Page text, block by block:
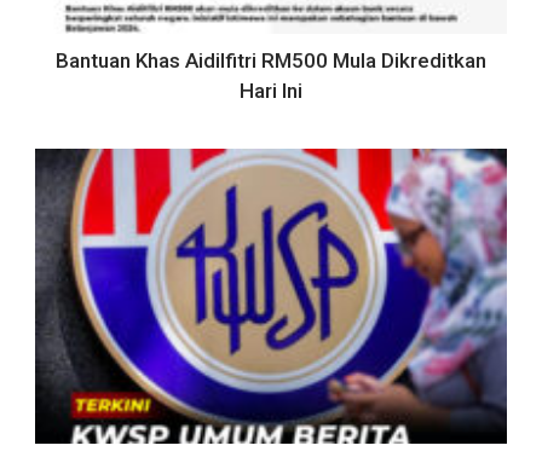
Bantuan Khas Aidilfitri RM500 Mula Dikreditkan
Hari Ini